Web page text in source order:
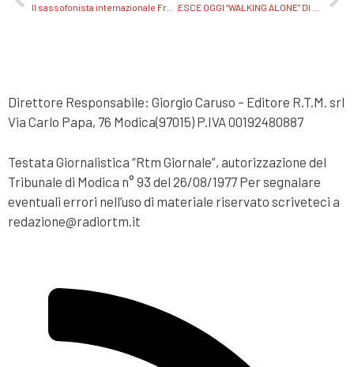
Il sassofonista internazionale Francesco Cafiso presenta a Pozzallo il suo ultimo disco jazz ispirato al veliero “Irene of Boston” e dialoga con Corto Maltese
Direttore Responsabile: Giorgio Caruso – Editore R.T.M. srl
Via Carlo Papa, 76 Modica(97015) P.IVA 00192480887
Testata Giornalistica “Rtm Giornale”, autorizzazione del
Tribunale di Modica n° 93 del 26/08/1977 Per segnalare
eventuali errori nell’uso di materiale riservato scriveteci a
redazione@radiortm.it